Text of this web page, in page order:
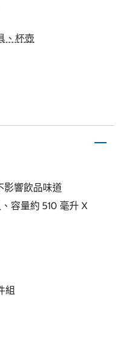
、杯壺
影響飲品味道
容量約 510 毫升 X
組